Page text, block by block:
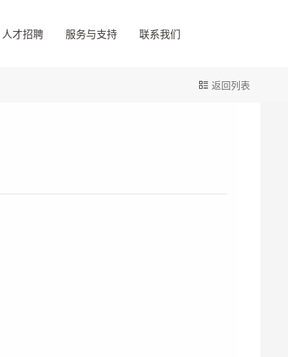
人才招聘 服务与支持 联系我们
返回列表